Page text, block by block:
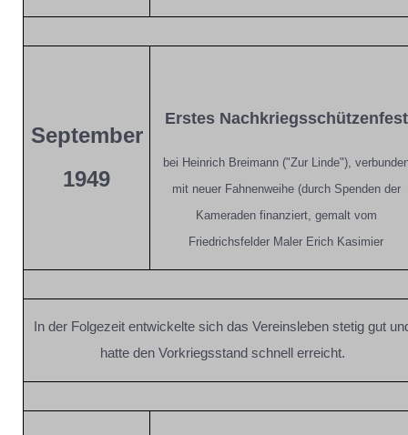
September
1949
Erstes Nachkriegsschützenfest
bei Heinrich Breimann ("Zur Linde"),
mit neuer Fahnenweihe (durch Spenden der
Kameraden finanziert, gemalt vom
Friedrichsfelder Maler Erich Kasimier
In der Folgezeit entwickelte sich das Vereinsleben stetig gut
hatte den Vorkriegsstand schnell erreicht.